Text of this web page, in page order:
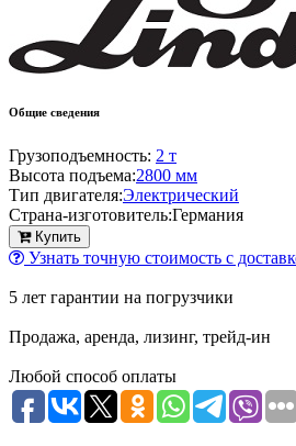
Общие сведения
Грузоподъемность: 2 т
Высота подъема:2800 мм
Тип двигателя:Электрический
Страна-изготовитель:Германия
Купить
Узнать точную стоимость с
5 лет гарантии на погрузчики
Продажа, аренда, лизинг, трейд-ин
Любой способ оплаты